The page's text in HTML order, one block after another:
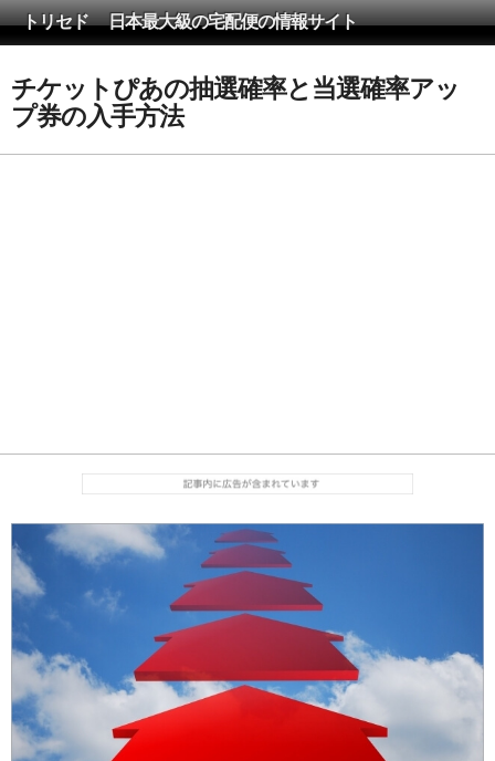
トリセド 日本最大級の宅配便の情報サイト
チケットぴあの抽選確率と当選確率アッ
プ券の入手方法